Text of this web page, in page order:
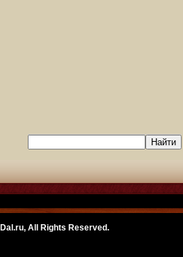
All Rights Reserved.